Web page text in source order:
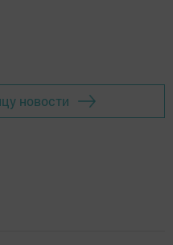
новости